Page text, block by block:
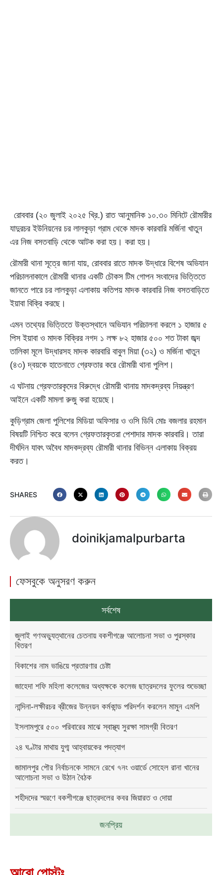
রোববার (২০ জুলাই ২০২৫ খ্রি.) রাত আনুমানিক ১০.৩০ মিনিটে রৌমারীর
যাদুরচর ইউনিয়নের চর লালকুড়া গ্রাম থেকে মাদক কারবারি মর্জিনা খাতুন
এর নিজ বসতবাড়ি থেকে আটক করা হয়। করা হয়।
রৌমারী থানা সূত্রে জানা যায়, রোববার রাতে মাদক উদ্ধারে বিশেষ অভিযান
পরিচালনাকালে রৌমারী থানার একটি চৌকস টিম গোপন সংবাদের ভিত্তিতে
জানতে পারে চর লালকুড়া এলাকায় কতিপয় মাদক কারবারি নিজ বসতবাড়িতে
ইয়াবা বিক্রি করছে।
এমন তথ্যের ভিত্তিতে উক্তস্থানে অভিযান পরিচালনা করলে ১ হাজার ৫
পিস ইয়াবা ও মাদক বিক্রির নগদ ১ লক্ষ ৮২ হাজার ৫০০ শত টাকা জব্দ
তালিকা মূলে উদ্ধারসহ মাদক কারবারি বাবুল মিয়া (৩২) ও মর্জিনা খাতুন
(৪৩) দ্বয়কে হাতেনাতে গ্রেফতার করে রৌমারী থানা পুলিশ।
এ ঘটনায় গ্রেফতারকৃদের বিরুদ্ধে রৌমারী থানায় মাদকদ্রব্য নিয়ন্ত্রণ
আইনে একটি মামলা রুজু করা হয়েছে।
কুড়িগ্রাম জেলা পুলিশের মিডিয়া অফিসার ও ওসি ডিবি মোঃ বজলার রহমান
বিষয়টি নিশ্চিত করে বলেন গ্রেফতারকৃতরা পেশাদার মাদক কারবারি। তারা
দীর্ঘদিন যাবৎ অবৈধ মাদকদ্রব্য রৌমারী থানার বিভিন্ন এলাকায় বিক্রয়
করত।
SHARES
doinikjamalpurbarta
ফেসবুকে অনুসরণ করুন
সর্বশেষ
জনপ্রিয়
জুলাই গণঅভ্যুত্থানের চেতনায় বকশীগঞ্জে আলোচনা সভা ও পুরস্কার
বিতরণ
বিকাশের নাম ভাঙিয়ে প্রতারণার চেষ্টা
জাহেদা শফি মহিলা কলেজের অধ্যক্ষকে কলেজ ছাত্রদলের ফুলের শুভেচ্ছা
নান্দিনা-লক্ষীরচর ব্রীজের উন্নয়ন কর্মকান্ড পরিদর্শন করলেন মামুন এমপি
ইসলামপুরে ৫০০ পরিবারের মাঝে স্বাস্থ্য সুরক্ষা সামগ্রী বিতরণ
২৪ ঘণ্টার মাথায় যুগ্ম আহ্বায়কের পদত্যাগ
জামালপুর পৌর নির্বাচনকে সামনে রেখে ৭নং ওয়ার্ডে সোহেল রানা খানের
আলোচনা সভা ও উঠান বৈঠক
শহীদদের স্মরণে বকশীগঞ্জে ছাত্রদলের কবর জিয়ারত ও দোয়া